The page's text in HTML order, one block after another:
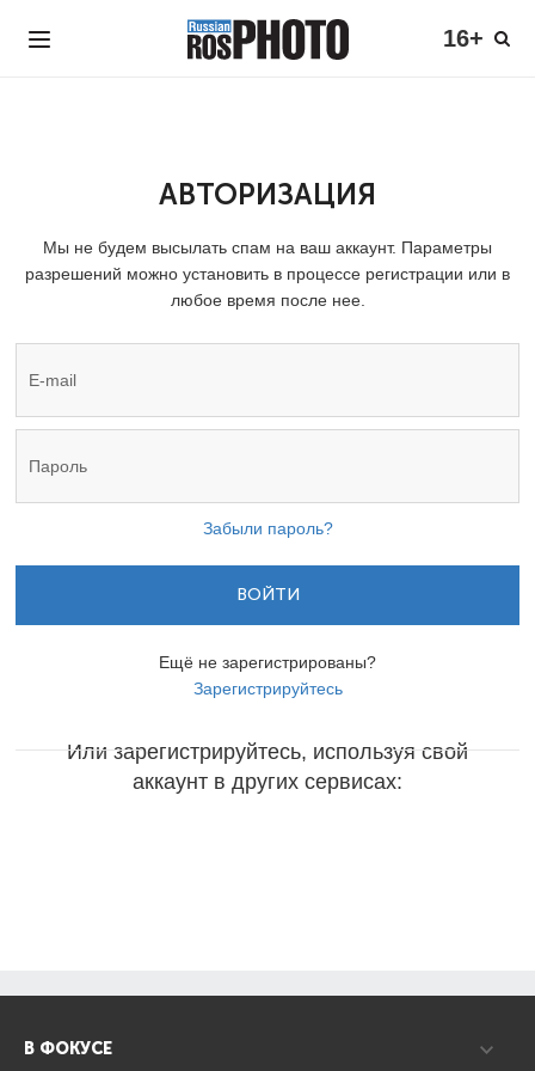
16+
АВТОРИЗАЦИЯ
Мы не будем высылать спам на ваш аккаунт. Параметры
разрешений можно установить в процессе регистрации или в
любое время после нее.
Забыли пароль?
ВОЙТИ
Ещё не зарегистрированы?
Зарегистрируйтесь
Или зарегистрируйтесь, используя свой
аккаунт в других сервисах:
В ФОКУСЕ